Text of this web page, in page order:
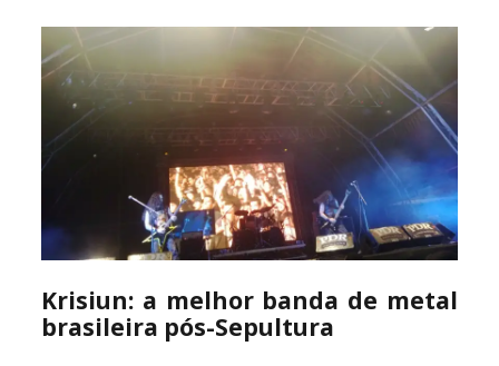
Krisiun: a melhor banda de metal
brasileira pós-Sepultura